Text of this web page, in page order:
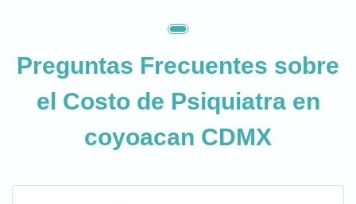
Preguntas Frecuentes sobre
el Costo de Psiquiatra en
coyoacan CDMX